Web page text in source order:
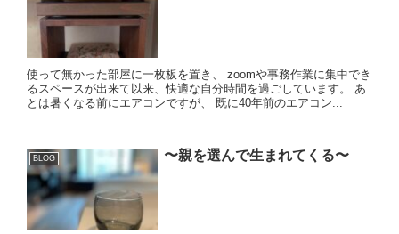
使って無かった部屋に一枚板を置き、 zoomや事務作業に集中でき
るスペースが出来て以来、快適な自分時間を過ごしています。 あ
とは暑くなる前にエアコンですが、 既に40年前のエアコン...
BLOG 〜親を選んで生まれてくる〜